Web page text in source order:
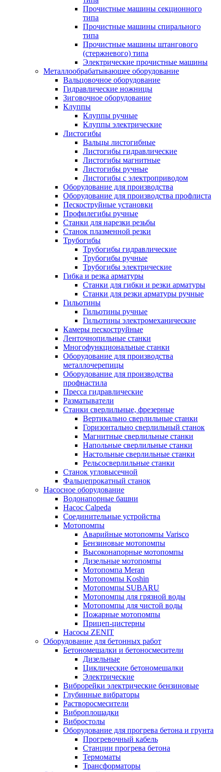
Прочистные машины секционного
типа
Прочистные машины спирального
типа
Прочистные машины штангового
(стержневого) типа
Электрические прочистные машины
Металлообрабатывающее оборудование
Вальцовочное оборудование
Гидравлические ножницы
Зиговочное оборудование
Клуппы
Клуппы ручные
Клуппы электрические
Листогибы
Вальцы листогибные
Листогибы гидравлические
Листогибы магнитные
Листогибы ручные
Листогибы с электроприводом
Оборудование для производства
Оборудование для производства профлиста
Пескоструйные установки
Профилегибы ручные
Станки для нарезки резьбы
Станок плазменной резки
Трубогибы
Трубогибы гидравлические
Трубогибы ручные
Трубогибы электрические
Гибка и резка арматуры
Станки для гибки и резки арматуры
Станки для резки арматуры ручные
Гильотины
Гильотины ручные
Гильотины электромеханические
Камеры пескоструйные
Ленточнопильные станки
Многофункциональные станки
Оборудование для производства
металлочерепицы
Оборудование для производства
профнастила
Пресса гидравлические
Разматыватели
Станки сверлильные, фрезерные
Вертикально сверлильные станки
Горизонтально сверлильный станок
Магнитные сверлильные станки
Напольные сверлильные станки
Настольные сверлильные станки
Рельсосверлильные станки
Станок угловысечной
Фальцепрокатный станок
Насосное оборудование
Водонапорные башни
Насос Calpeda
Соединительные устройства
Мотопомпы
Аварийные мотопомпы Varisco
Бензиновые мотопомпы
Высоконапорные мотопомпы
Дизельные мотопомпы
Мотопомпа Meran
Мотопомпы Koshin
Мотопомпы SUBARU
Мотопомпы для грязной воды
Мотопомпы для чистой воды
Пожарные мотопомпы
Прицеп-цистерны
Насосы ZENIT
Оборудование для бетонных работ
Бетономешалки и бетоносмесители
Дизельные
Циклические бетономешалки
Электрические
Виброрейки электрические бензиновые
Глубинные вибраторы
Растворосмесители
Виброплощадки
Вибростолы
Оборудование для прогрева бетона и грунта
Прогревочный кабель
Станции прогрева бетона
Термоматы
Трансформаторы